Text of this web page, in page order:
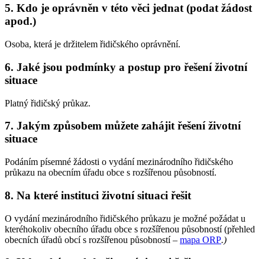
5. Kdo je oprávněn v této věci jednat (podat žádost
apod.)
Osoba, která je držitelem řidičského oprávnění.
6. Jaké jsou podmínky a postup pro řešení životní
situace
Platný řidičský průkaz.
7. Jakým způsobem můžete zahájit řešení životní
situace
Podáním písemné žádosti o vydání mezinárodního řidičského
průkazu na obecním úřadu obce s rozšířenou působností.
8. Na které instituci životní situaci řešit
O vydání mezinárodního řidičského průkazu je možné požádat u
kteréhokoliv obecního úřadu obce s rozšířenou působností (přehled
obecních úřadů obcí s rozšířenou působností – mapa ORP.)